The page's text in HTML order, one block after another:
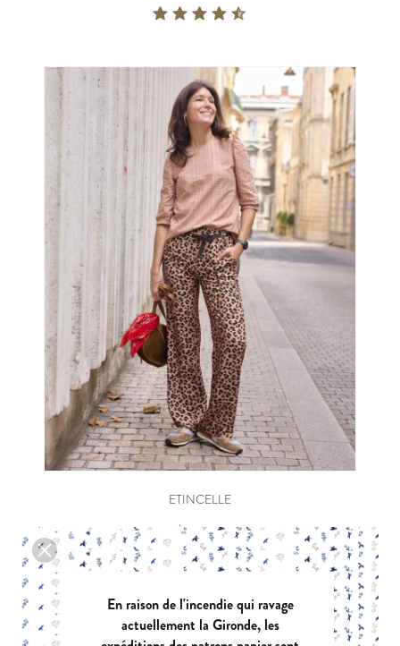
ETINCELLE
PDF:
12,90 € |POCHETTE: 17,90 €
En raison de l'incendie qui ravage
actuellement la Gironde, les